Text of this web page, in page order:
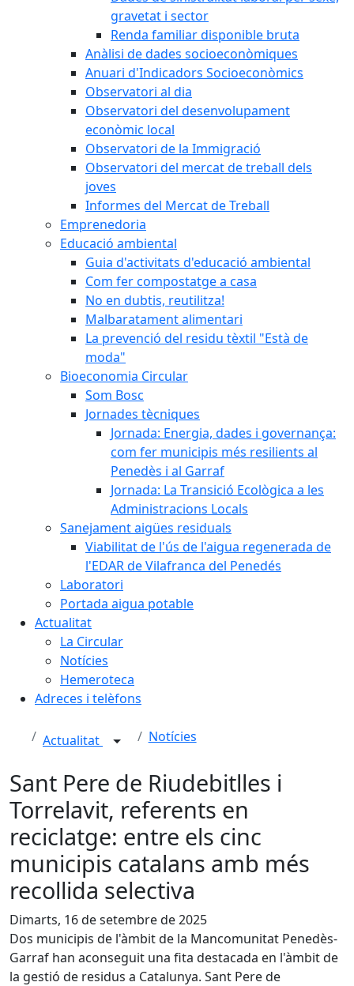
gravetat i sector
Renda familiar disponible bruta
Anàlisi de dades socioeconòmiques
Anuari d'Indicadors Socioeconòmics
Observatori al dia
Observatori del desenvolupament
econòmic local
Observatori de la Immigració
Observatori del mercat de treball dels
joves
Informes del Mercat de Treball
Emprenedoria
Educació ambiental
Guia d'activitats d'educació ambiental
Com fer compostatge a casa
No en dubtis, reutilitza!
Malbaratament alimentari
La prevenció del residu tèxtil "Està de
moda"
Bioeconomia Circular
Som Bosc
Jornades tècniques
Jornada: Energia, dades i governança:
com fer municipis més resilients al
Penedès i al Garraf
Jornada: La Transició Ecològica a les
Administracions Locals
Sanejament aigües residuals
Viabilitat de l'ús de l'aigua regenerada de
l'EDAR de Vilafranca del Penedés
Laboratori
Portada aigua potable
Actualitat
La Circular
Notícies
Hemeroteca
Adreces i telèfons
Actualitat Notícies
Sant Pere de Riudebitlles i
Torrelavit, referents en
reciclatge: entre els cinc
municipis catalans amb més
recollida selectiva
Dimarts, 16 de setembre de 2025
Dos municipis de l'àmbit de la Mancomunitat Penedès-
Garraf han aconseguit una fita destacada en l'àmbit de
la gestió de residus a Catalunya. Sant Pere de